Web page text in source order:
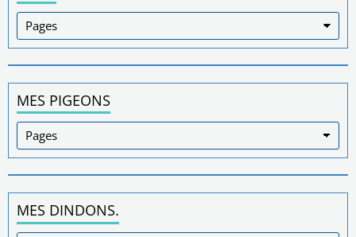
MES PIGEONS
MES DINDONS.